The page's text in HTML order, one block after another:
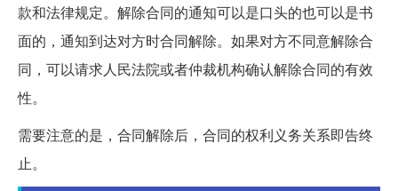
款和法律规定。解除合同的通知可以是口头的也可以是书
面的，通知到达对方时合同解除。如果对方不同意解除合
同，可以请求人民法院或者仲裁机构确认解除合同的有效
性。
需要注意的是，合同解除后，合同的权利义务关系即告终
止。